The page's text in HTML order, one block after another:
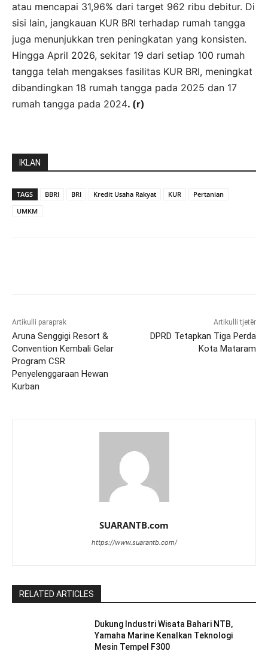
atau mencapai 31,96% dari target 962 ribu debitur. Di
sisi lain, jangkauan KUR BRI terhadap rumah tangga
juga menunjukkan tren peningkatan yang konsisten.
Hingga April 2026, sekitar 19 dari setiap 100 rumah
tangga telah mengakses fasilitas KUR BRI, meningkat
dibandingkan 18 rumah tangga pada 2025 dan 17
rumah tangga pada 2024. (r)
IKLAN
TAGS BBRI BRI Kredit Usaha Rakyat KUR
Pertanian
UMKM
Artikulli paraprak
Aruna Senggigi Resort &
Convention Kembali Gelar
Program CSR
Penyelenggaraan Hewan
Kurban
Artikulli tjetër
DPRD Tetapkan Tiga Perda
Kota Mataram
SUARANTB.com
https://www.suarantb.com/
RELATED ARTICLES
Dukung Industri Wisata Bahari NTB,
Yamaha Marine Kenalkan Teknologi
Mesin Tempel F300